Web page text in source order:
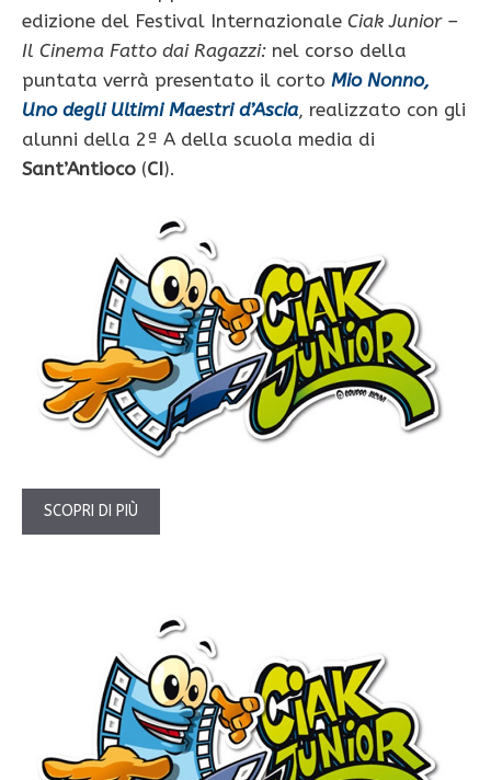
edizione del Festival Internazionale Ciak Junior –
Il Cinema Fatto dai Ragazzi: nel corso della
puntata verrà presentato il corto Mio Nonno,
Uno degli Ultimi Maestri d’Ascia, realizzato con gli
alunni della 2ª A della scuola media di
Sant’Antioco (CI).
SCOPRI DI PIÙ